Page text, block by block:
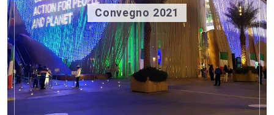
Convegno 2021